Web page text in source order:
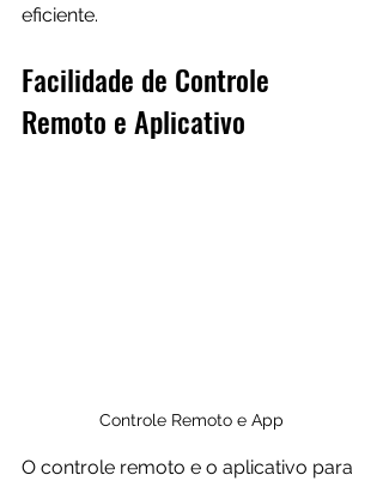
eficiente.
Facilidade de Controle
Remoto e Aplicativo
Controle Remoto e App
O controle remoto e o aplicativo para